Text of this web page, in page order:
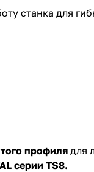
станка для
профиля для
серии TS8.